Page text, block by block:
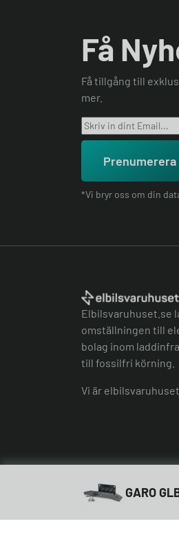
Få
Få tillgång till
mer.
Prenumerera
*Vi bryr oss om din
Elbilsvaruhuset.se
omställningen till
bolag inom
till fossilfri körning.
Vi är
GARO